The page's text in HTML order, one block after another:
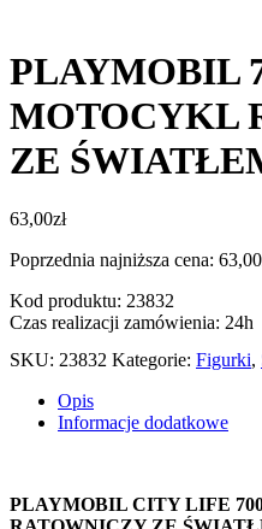
PLAYMOBIL
MOTOCYKL
ZE
63,00zł
Poprzednia najniższa cena: 63,00
Kod produktu: 23832
Czas realizacji zamówienia: 24h
SKU: 23832 Kategorie: Figurki,
Opis
Informacje dodatkowe
PLAYMOBIL CITY LIFE